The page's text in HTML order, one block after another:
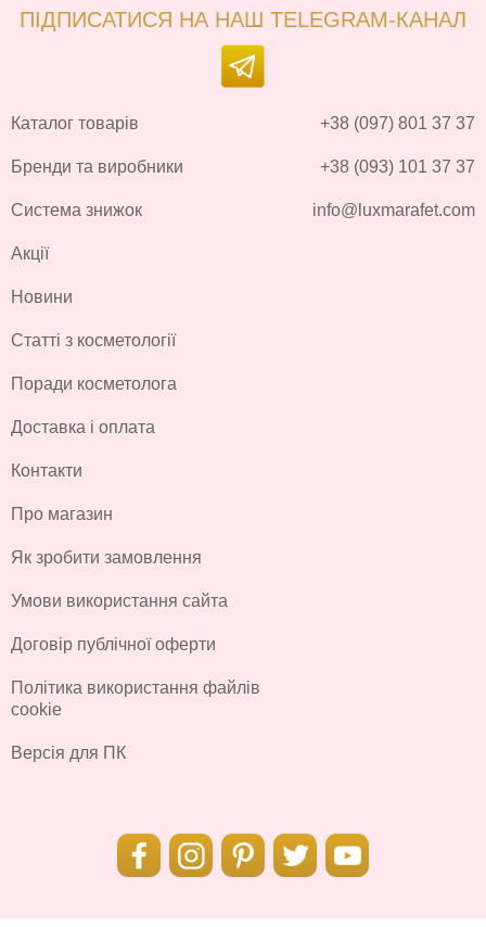
ПІДПИСАТИСЯ НА НАШ TELEGRAM-КАНАЛ
Каталог товарів
Бренди та виробники
Система знижок
Акції
Новини
Статті з косметології
Поради косметолога
Доставка і оплата
Контакти
Про магазин
Як зробити замовлення
Умови використання сайта
Договір публічної оферти
Політика використання файлів
cookie
Версія для ПК
+38 (097) 801 37 37
+38 (093) 101 37 37
info@luxmarafet.com